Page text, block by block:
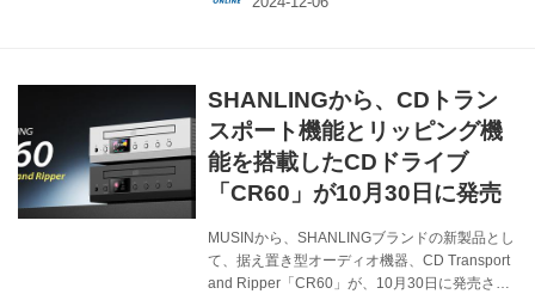
た、コンパクトなオーディオプレーヤー。本体
タ周りへのアクセスはそのままに、衝撃・擦り
傷 から外装面を保護する、レザー調のスリーブ
タイプのPUケースとなる。カラーは、深...
SHANLINGから、CDトラン
スポート機能とリッピング機
能を搭載したCDドライブ
「CR60」が10月30日に発売
MUSINから、SHANLINGブランドの新製品とし
て、据え置き型オーディオ機器、CD Transport
and Ripper「CR60」が、10月30日に発売され